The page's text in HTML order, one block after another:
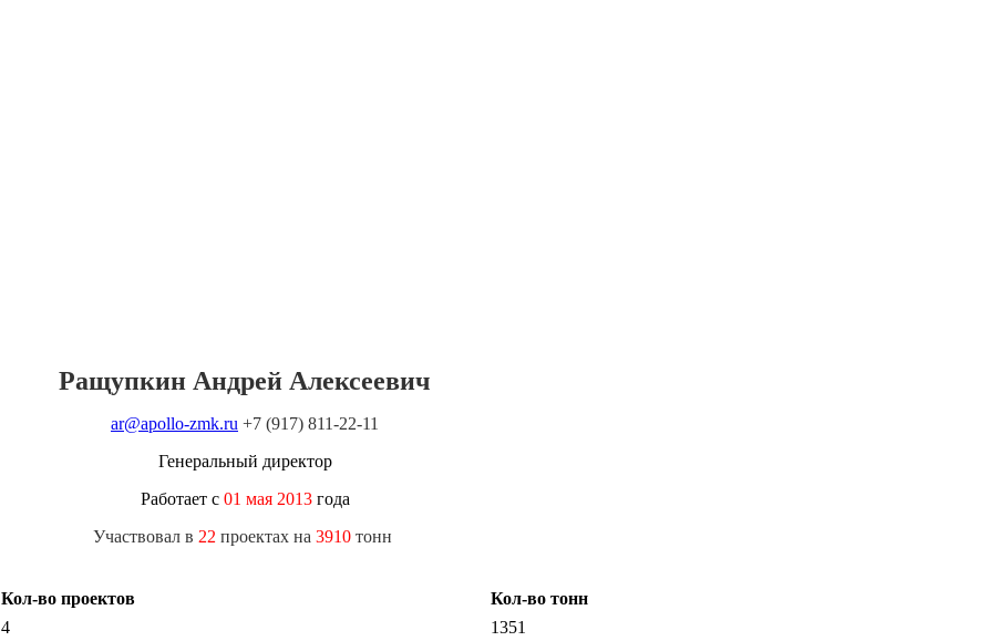
Ращупкин Андрей Алексеевич
ar@apollo-zmk.ru +7 (917) 811-22-11
Генеральный директор
Работает с 01 мая 2013года
Участвовал в 22 проектах на 3910 тонн
Кол-во проектов
Кол-во тонн
4
1351